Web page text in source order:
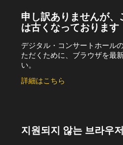
申し訳ありませんが
は古くなっております
デジタル・コンサートホール
ただくために、ブラウザを最
い。
詳細はこちら
지원되지 않는 브라우